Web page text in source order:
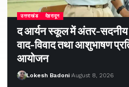
उत्तराखंड देहरादून
द आर्यन स्कूल में अंतर-सदनीय
वाद-विवाद तथा आशुभाषण
आयोजन
Lokesh Badoni August 8, 2026